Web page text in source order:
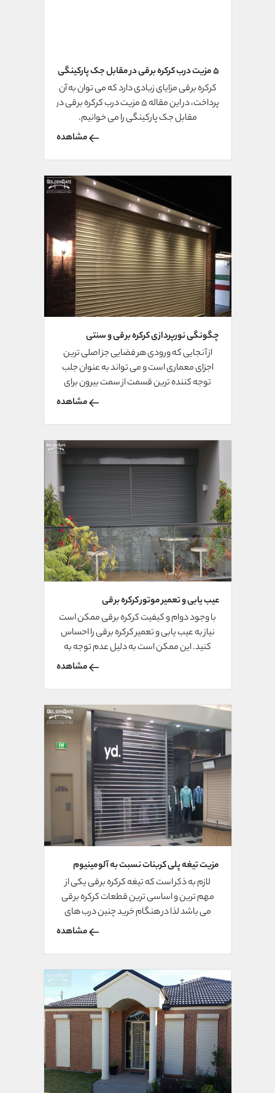
5 مزیت درب کرکره برقی در مقابل جک پارکینگی
کرکره برقی مزایای زیادی دارد که می توان به آن
پرداخت، در این مقاله 5 مزیت درب کرکره برقی در
مقابل جک پارکینگی را می خوانیم.
مشاهده
چگونگی نورپردازی کرکره برقی و سنتی
از آنجایی که ورودی هر فضایی جز اصلی ترین
اجزای معماری است و می تواند به عنوان جلب
توجه کننده ترین قسمت از سمت بیرون برای
مخاطبین باشد باید از امکاناتی نظیر نورپردازی
انواع نورپردازی درب ورودی را برای شما شرح
میدهیم.
مشاهده
عیب یابی و تعمیر موتور کرکره برقی
با وجود دوام و کیفیت کرکره برقی ممکن است
نیاز به عیب یابی و تعمیر کرکره برقی را احساس
کنید. این ممکن است به دلیل عدم توجه به
جنس و کیفیت قطعات کرکره در زمان خرید و یا
موضوع کلیدی در تعمیر کرکره برقی استفاده از
نیروهای متخصص و مجرب برای عیب یابی و
تعمیر این درب ها به بهترین شکل ممکن می
باشد.
مشاهده
مزیت تیغه پلی کربنات نسبت به آلومینیوم
چیست؟
لازم به ذکر است که تیغه کرکره برقی یکی از
مهم ترین و اساسی ترین قطعات کرکره برقی
می باشد لذا در هنگام خرید چنین درب های
هوشمندی باید به این قطعه و کرکره برقی
مشاهده